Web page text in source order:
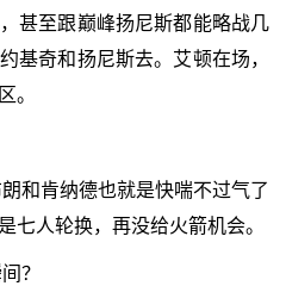
甚至跟巅峰扬尼斯都能略战几
基奇和扬尼斯去。艾顿在场，
。
和肯纳德也就是快喘不过气了
七人轮换，再没给火箭机会。
？